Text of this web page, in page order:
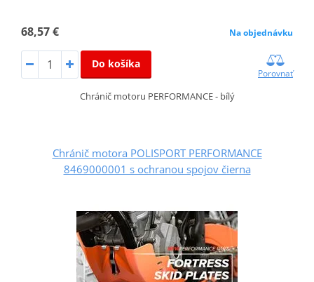
68,57 € Na objednávku
Do košíka
Porovnať
Chránič motoru PERFORMANCE - bílý
Chránič motora POLISPORT PERFORMANCE
8469000001 s ochranou spojov čierna